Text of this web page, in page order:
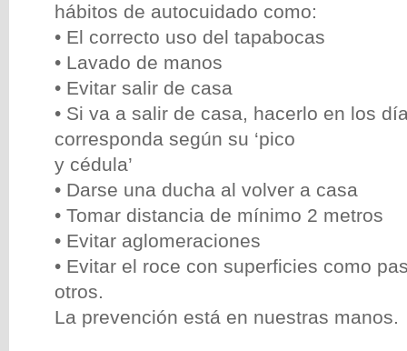
hábitos de autocuidado como:
• El correcto uso del tapabocas
• Lavado de manos
• Evitar salir de casa
• Si va a salir de casa, hacerlo en los
corresponda según su ‘pico
y cédula’
• Darse una ducha al volver a casa
• Tomar distancia de mínimo 2 metros
• Evitar aglomeraciones
• Evitar el roce con superficies como
otros.
La prevención está en nuestras manos.